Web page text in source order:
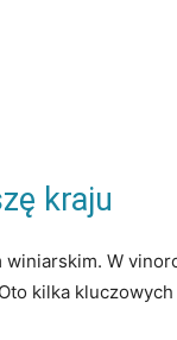
kraju
W
kilka